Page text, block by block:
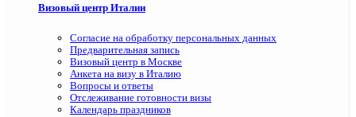
Визовый центр Италии
Согласие на обработку персональных данных
Предварительная запись
Визовый центр в Москве
Анкета на визу в Италию
Вопросы и ответы
Отслеживание готовности визы
Календарь праздников